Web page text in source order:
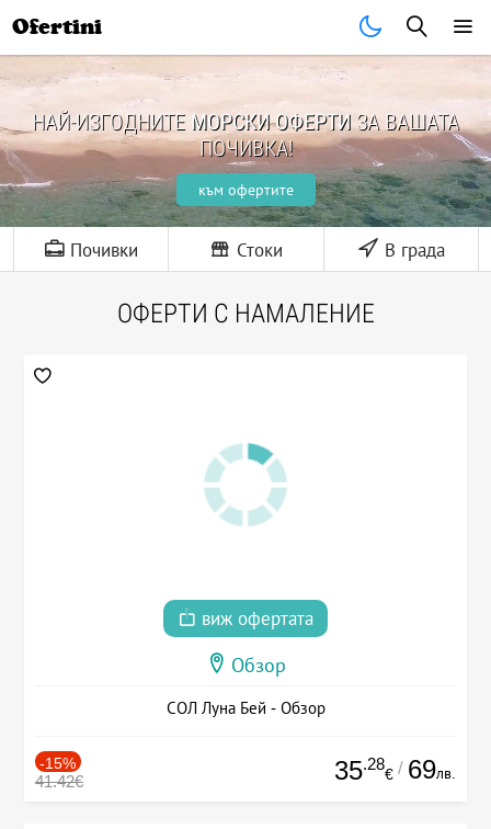
Ofertini
НАЙ-ИЗГОДНИТЕ МОРСКИ ОФЕРТИЗА ВАШАТА
ПОЧИВКА!
към офертите
Почивки Стоки В града
ОФЕРТИ С НАМАЛЕНИЕ
виж офертата
Обзор
СОЛ Луна Бей - Обзор
-15%
41.42€ 35.28
€ / 69лв.